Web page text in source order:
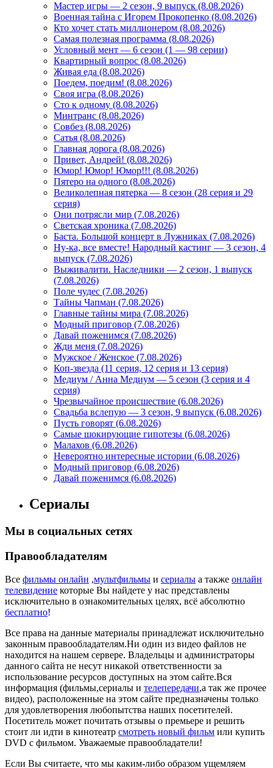
Мастер игры — 2 сезон, 9 выпуск (8.08.2026)
Военная тайна с Игорем Прокопенко (8.08.2026)
Кто хочет стать миллионером (8.08.2026)
Самая полезная программа (8.08.2026)
Условный мент — 6 сезон (1 — 98 серии)
Квартирный вопрос (8.08.2026)
Живая еда (8.08.2026)
Поедем, поедим! (8.08.2026)
Своя игра (8.08.2026)
Сто к одному (8.08.2026)
Минтранс (8.08.2026)
Совбез (8.08.2026)
Сатья (8.08.2026)
Главная дорога (8.08.2026)
Привет, Андрей! (8.08.2026)
Юмор! Юмор! Юмор!!! (8.08.2026)
Пятеро на одного (8.08.2026)
Великолепная пятерка — 8 сезон (28 серия и 29
серия)
Они потрясли мир (7.08.2026)
Светская хроника (7.08.2026)
Баста. Большой концерт в Лужниках (7.08.2026)
Ну-ка, все вместе! Народный кастинг — 3 сезон, 4
выпуск (7.08.2026)
Выживалити. Наследники — 2 сезон, 1 выпуск
(7.08.2026)
Поле чудес (7.08.2026)
Тайны Чапман (7.08.2026)
Главные тайны мира (7.08.2026)
Модный приговор (7.08.2026)
Давай поженимся (7.08.2026)
Жди меня (7.08.2026)
Мужское / Женское (7.08.2026)
Коп-звезда (11 серия, 12 серия и 13 серия)
Медиум / Анна Медиум — 5 сезон (3 серия и 4
серия)
Чрезвычайное происшествие (6.08.2026)
Свадьба вслепую — 3 сезон, 9 выпуск (6.08.2026)
Пусть говорят (6.08.2026)
Самые шокирующие гипотезы (6.08.2026)
Малахов (6.08.2026)
Невероятно интересные истории (6.08.2026)
Модный приговор (6.08.2026)
Давай поженимся (6.08.2026)
Сериалы
Мы в социальных сетях
Правообладателям
Все фильмы онлайн ,мультфильмы и сериалы а также онлайн
телевидение которые Вы найдете у нас представлены
исключительно в ознакомительных целях, всё абсолютно
бесплатно!
Все права на данные материалы принадлежат исключительно
законным правообладателям.Ни один из видео файлов не
находится на нашем сервере. Владельцы и администраторы
данного сайта не несут никакой ответственности за
использование ресурсов доступных на этом сайте.Вся
информация (фильмы,сериалы и телепередачи,а так же прочее
видео), расположенные на этом сайте предназначены только
для удовлетворения любопытства наших посетителей.
Посетитель может почитать отзывы о премьере и решить
стоит ли идти в кинотеатр смотреть новый фильм или купить
DVD с фильмом. Уважаемые правообладатели!
Если Вы считаете, что мы каким-либо образом ущемляем